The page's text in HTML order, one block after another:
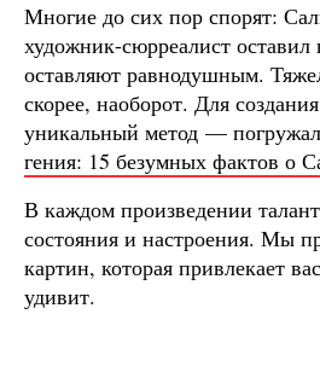
Многие до сих пор спорят:
художник-сюрреалист оставил
оставляют равнодушным.
скорее, наоборот. Для
уникальный метод — погружал
гения: 15 безумных фактов о
В каждом произведении
состояния и настроения. Мы
картин, которая привлекает
удивит.